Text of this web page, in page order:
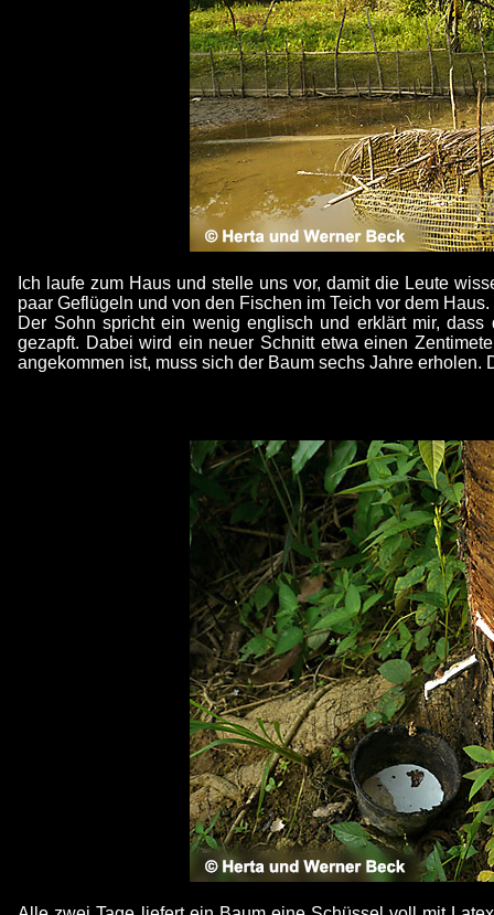
Ich laufe zum Haus und stelle uns vor, damit die Leute
paar Geflügeln und von den Fischen im Teich vor dem
Der Sohn spricht ein wenig englisch und erklärt mir,
gezapft. Dabei wird ein neuer Schnitt etwa einen
angekommen ist, muss sich der Baum sechs Jahre